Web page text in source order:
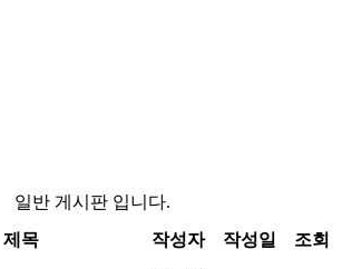
일반 게시판 입니다.
제목 작성자 작성일 조회